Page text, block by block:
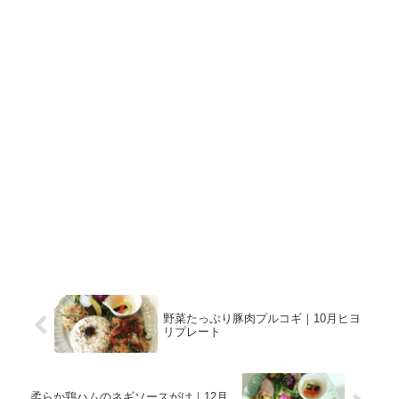
野菜たっぷり豚肉プルコギ｜10月ヒヨ
リプレート